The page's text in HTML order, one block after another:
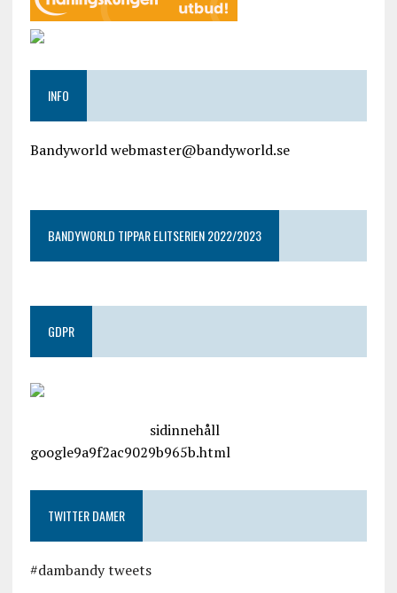
INFO
Bandyworld webmaster@bandyworld.se
BANDYWORLD TIPPAR ELITSERIEN 2022/2023
GDPR
sidinnehåll
google9a9f2ac9029b965b.html
TWITTER DAMER
#dambandy tweets